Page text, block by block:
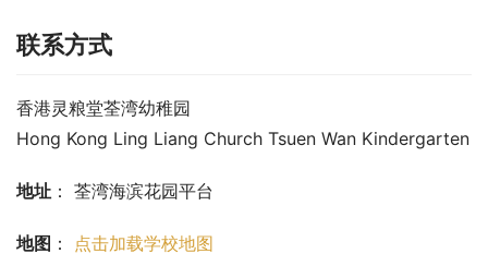
联系方式
香港灵粮堂荃湾幼稚园
Hong Kong Ling Liang Church Tsuen Wan Kindergarten
地址 ： 荃湾海滨花园平台
地图 ： 点击加载学校地图